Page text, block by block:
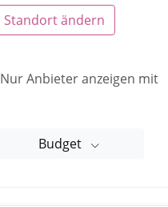
Standort ändern
Nur Anbieter anzeigen mit
Budget